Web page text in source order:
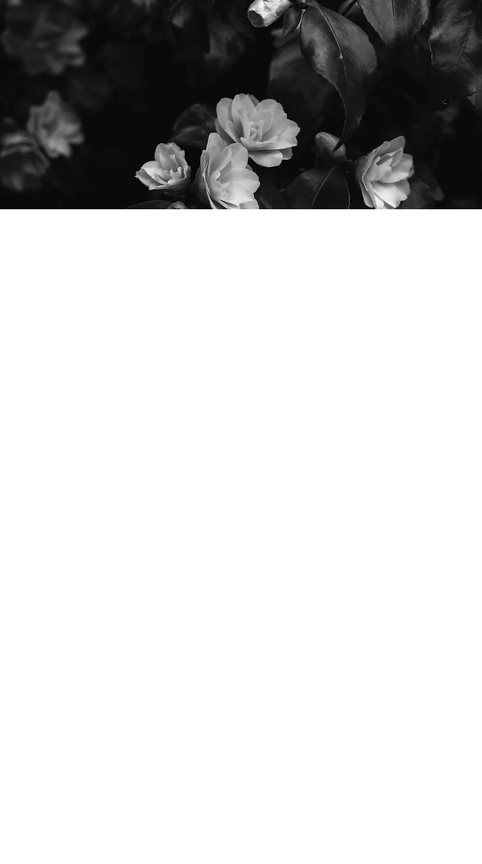
RUI'S CLUB
ログイン